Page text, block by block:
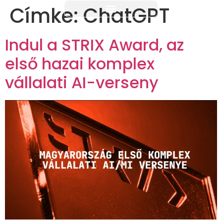
Címke: ChatGPT
Indul a STRIX Award, az
első hazai komplex
vállalati AI-verseny